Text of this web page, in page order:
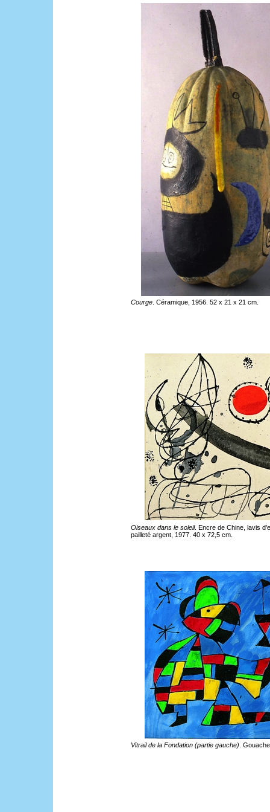
Courge . Céramique, 1956. 52 x 21 x 21 cm.
Oiseaux dans le soleil. Encre de Chine, lavis
pailleté argent, 1977. 40 x 72,5 cm.
Vitrail de la Fondation (partie gauche) .